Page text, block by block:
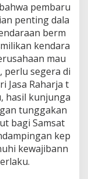
pembaru
penting dala
berm
kendara
mau
perlu segera di
Jasa Raharja t
hasil kunjunga
tunggakan
bagi Samsat
kep
kewajibann